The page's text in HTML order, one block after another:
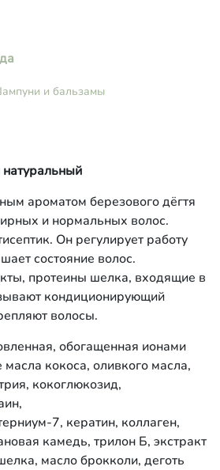
и бальзамы
ароматом березового дёгтя
и нормальных волос.
Он регулирует работу
состояние волос.
протеины шелка, входящие в
кондиционирующий
волосы.
обогащенная ионами
кокоса, оливкого масла,
кокоглюкозид,
7, кератин, коллаген,
камедь, трилон Б, экстракт
масло брокколи, деготь